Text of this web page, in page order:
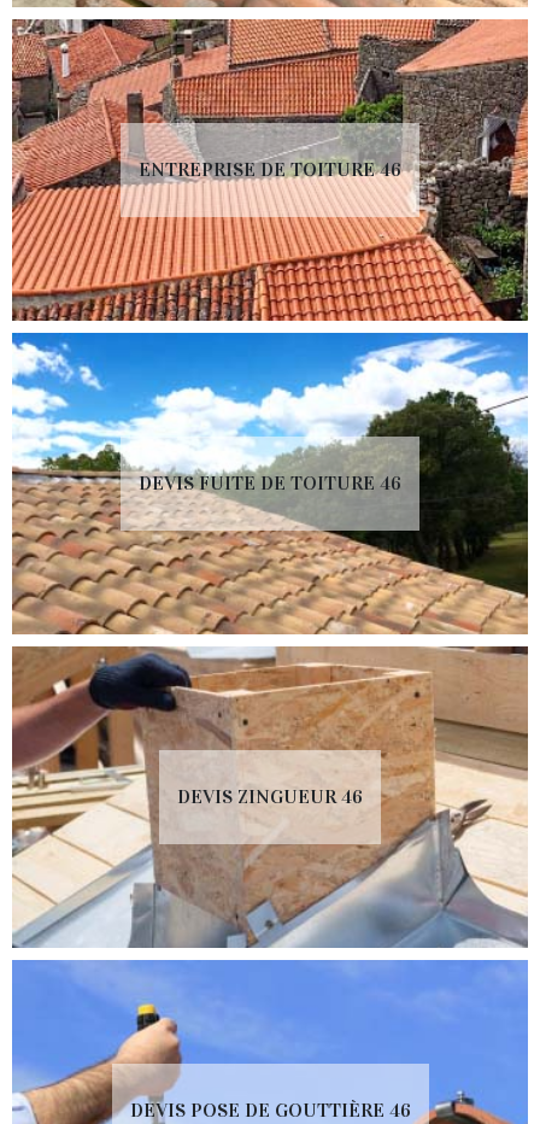
ENTREPRISE DE TOITURE 46
DEVIS FUITE DE TOITURE 46
DEVIS ZINGUEUR 46
DEVIS POSE DE GOUTTIÈRE 46